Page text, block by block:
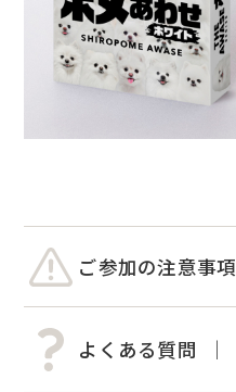
ご参加の注意事項
よくある質問